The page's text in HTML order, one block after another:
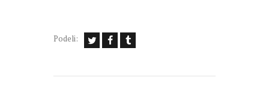
Podeli: